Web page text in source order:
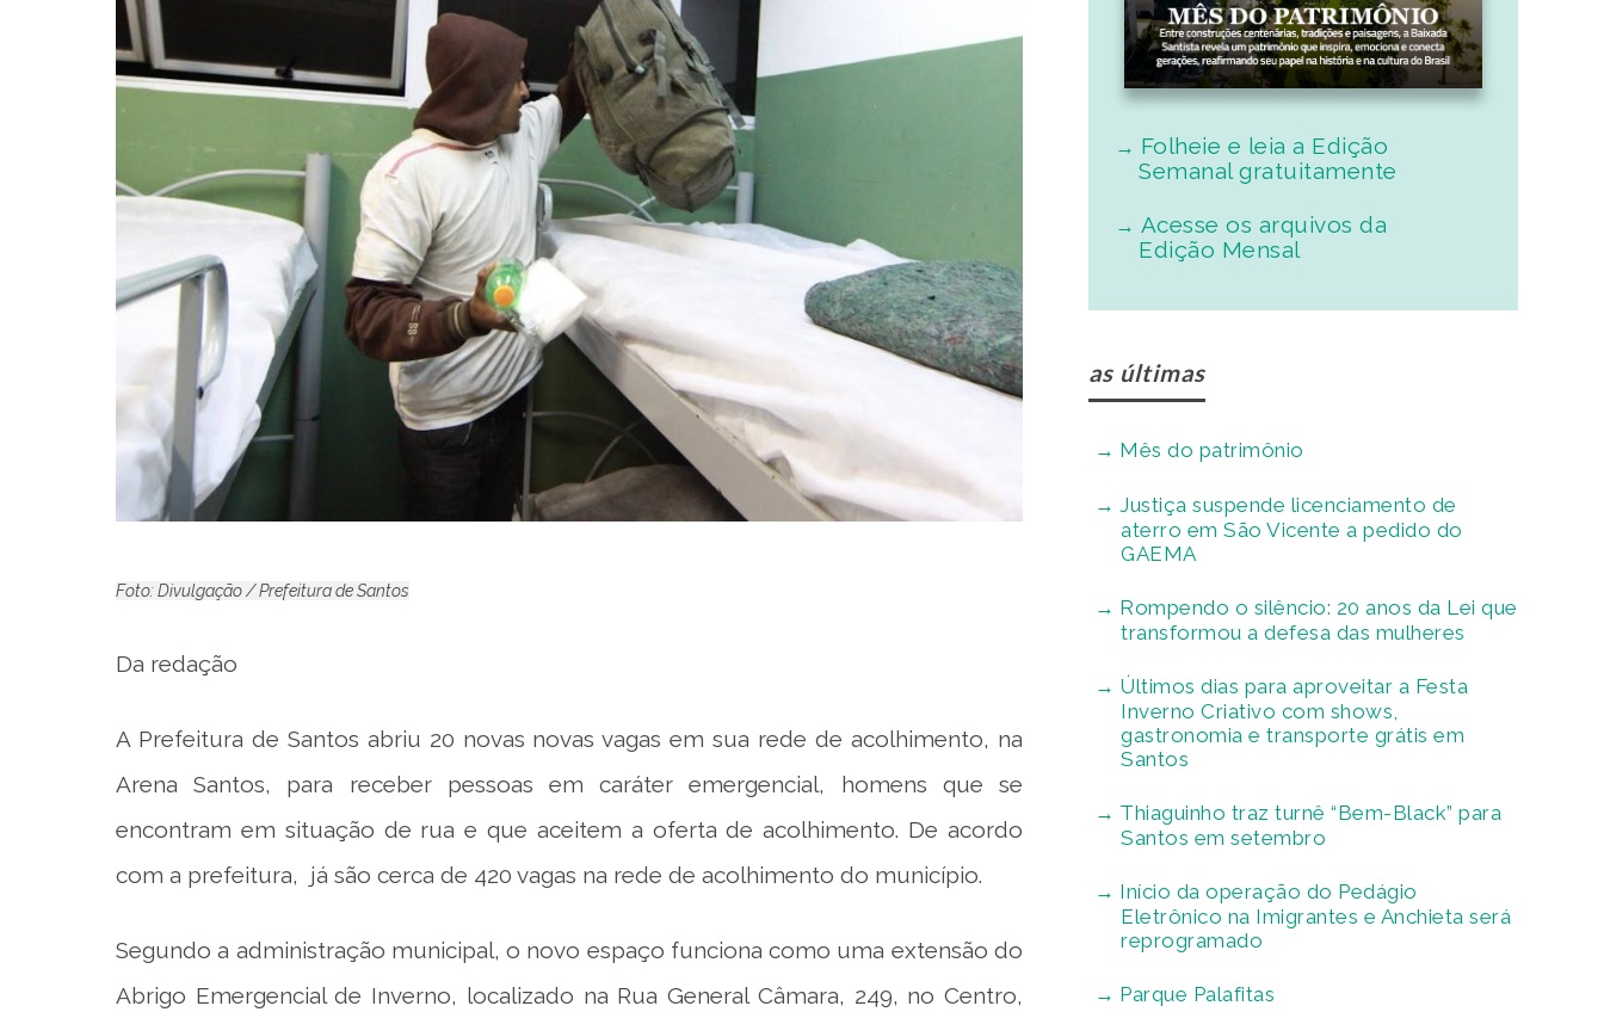
Foto: Divulgação / Prefeitura de Santos
Da redação
A Prefeitura de Santos abriu 20 novas novas vagas em sua rede de acolhimento, na
Arena Santos, para receber pessoas em caráter emergencial, homens que se
encontram em situação de rua e que aceitem a oferta de acolhimento. De acordo
com a prefeitura, já são cerca de 420 vagas na rede de acolhimento do município.
Segundo a administração municipal, o novo espaço funciona como uma extensão do
Abrigo Emergencial de Inverno, localizado na Rua General Câmara, 249, no Centro,
Folheie e leia a Edição
Semanal gratuitamente
Acesse os arquivos da
Edição Mensal
as últimas
Mês do patrimônio
Justiça suspende licenciamento de
aterro em São Vicente a pedido do
GAEMA
Rompendo o silêncio: 20 anos da Lei que
transformou a defesa das mulheres
Últimos dias para aproveitar a Festa
Inverno Criativo com shows,
gastronomia e transporte grátis em
Santos
Thiaguinho traz turnê “Bem-Black” para
Santos em setembro
Início da operação do Pedágio
Eletrônico na Imigrantes e Anchieta será
reprogramado
Parque Palafitas